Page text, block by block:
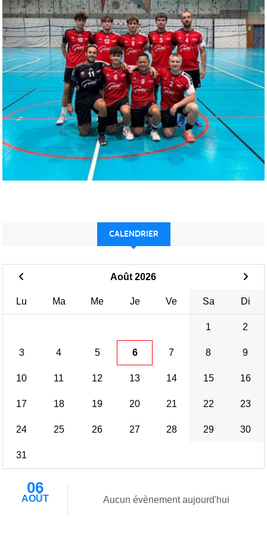
CALENDRIER
Août 2026
Lu Ma Me Je Ve Sa Di
1 2
3 4 5 6 7 8 9
10 11 12 13 14 15 16
17 18 19 20 21 22 23
24 25 26 27 28 29 30
31
06
AOÛT Aucun évènement aujourd'hui